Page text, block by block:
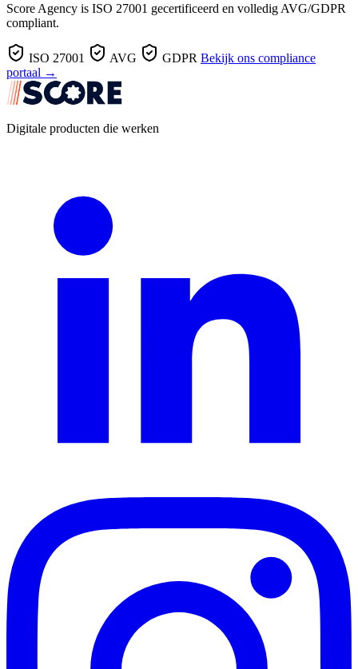
Score Agency is ISO 27001 gecertificeerd en volledig AVG/GDPR
compliant.
ISO 27001 AVG GDPR Bekijk ons compliance
portaal →
Digitale producten die werken